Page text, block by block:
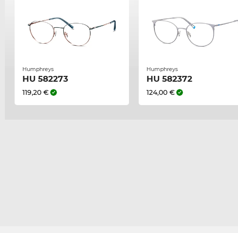
Humphreys
HU 582273
119,20 €
Humphreys
HU 582372
124,00 €